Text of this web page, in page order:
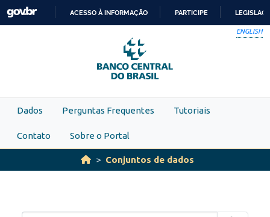
Skip to main content
PARA
O
CONTEÚDO
ACESSO À INFORMAÇÃO PARTICIPE
ENGLISH
Dados Perguntas Frequentes Tutoriais
Contato Sobre o Portal
Conjuntos de dados